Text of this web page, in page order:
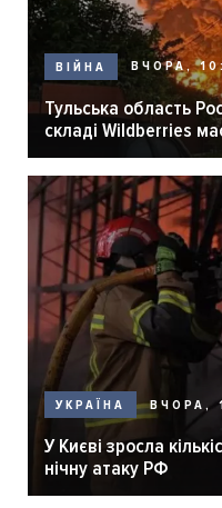
ВІЙНА ВЧОРА,
Тульська область
складі Wildberries
УКРАЇНА ВЧОРА,
У Києві зросла
нічну атаку РФ